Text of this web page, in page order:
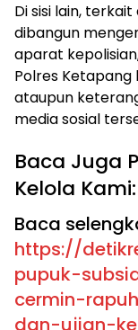
Di sisi lain,
dibangun
aparat
Polres
ataupun
media sosial
Baca Juga
Kelola Kami:
Baca
https://
pupuk-
cermin-
dan-ujian-